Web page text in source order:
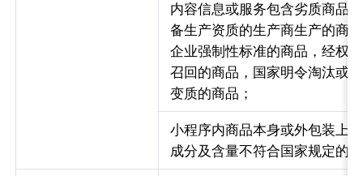
内容信息或服务包含劣质商品
备生产资质的生产商生产的商
企业强制性标准的商品，经权
召回的商品，国家明令淘汰或
变质的商品；
小程序内商品本身或外包装上
成分及含量不符合国家规定的